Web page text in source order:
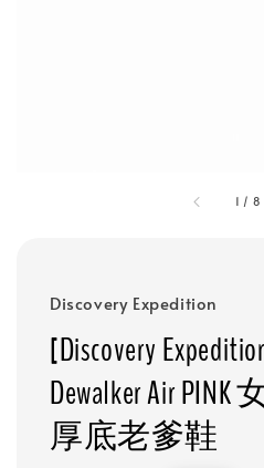
1 / 8
Discovery Expedition
[Discovery
Dewalker Air
厚底老爹鞋